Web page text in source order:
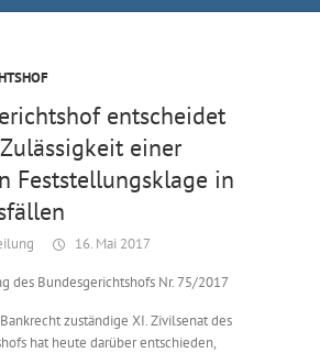
entscheidet
einer
Feststellungsklage in
16. Mai 2017
des Bundesgerichtshofs Nr. 75/2017
zuständige XI. Zivilsenat des
hat heute darüber entschieden,